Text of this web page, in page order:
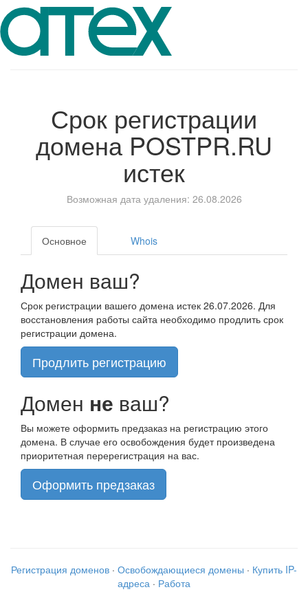
Срок регистрации
домена POSTPR.RU
истек
Возможная дата удаления: 26.08.2026
Основное Whois
Домен ваш?
Срок регистрации вашего домена истек 26.07.2026. Для
восстановления работы сайта необходимо продлить срок
регистрации домена.
Продлить регистрацию
Домен не ваш?
Вы можете оформить предзаказ на регистрацию этого
домена. В случае его освобождения будет произведена
приоритетная перерегистрация на вас.
Оформить предзаказ
Регистрация доменов · Освобождающиеся домены · Купить IP-
адреса · Работа